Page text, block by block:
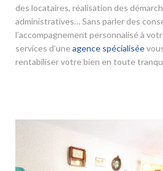
des locataires, réalisation des
administratives… Sans parler des
l’accompagnement personnalisé à
services d’une agence spécialisée
rentabiliser votre bien en toute